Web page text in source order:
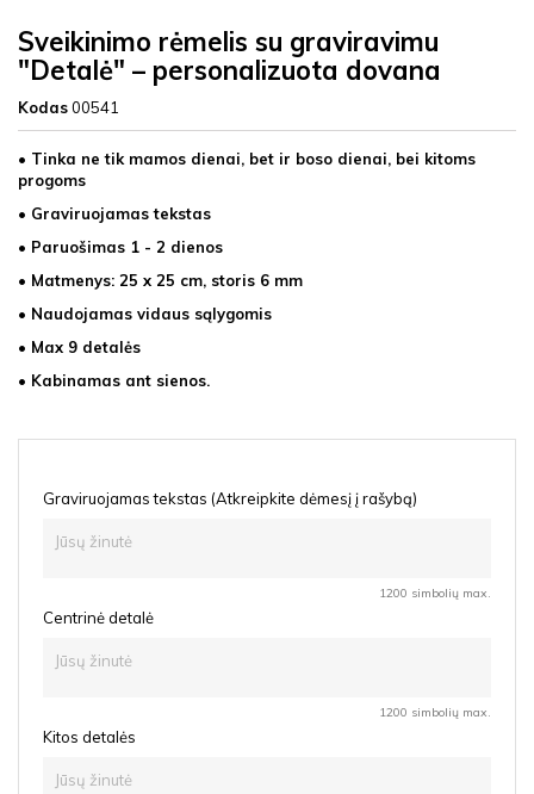
Sveikinimo rėmelis su graviravimu
"Detalė" – personalizuota dovana
Kodas00541
• Tinka ne tik mamos dienai, bet ir boso dienai, bei kitoms
progoms
• Graviruojamas tekstas
• Paruošimas 1 - 2 dienos
• Matmenys: 25 x 25 cm, storis 6 mm
• Naudojamas vidaus sąlygomis
• Max 9 detalės
• Kabinamas ant sienos.
Graviruojamas tekstas (Atkreipkite dėmesį į rašybą)
1200 simbolių max.
Centrinė detalė
1200 simbolių max.
Kitos detalės